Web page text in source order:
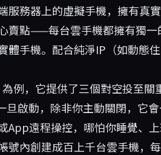
服務器上的虛擬手機，擁有真
賣點——每台雲手機都擁有獨一
體手機。配合純淨IP（如動態
為例，它提供了三個對空投至關
旦啟動，除非你主動關閉，它
App遠程操控，哪怕你睡覺、上
號內創建成百上千台雲手機，